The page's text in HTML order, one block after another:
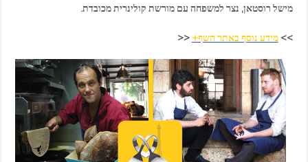
מישל רוסטאן, נצר למשפחה עם מורשת קולינרית מכובדת.
>>מידע נוסף באתר השף+ <<